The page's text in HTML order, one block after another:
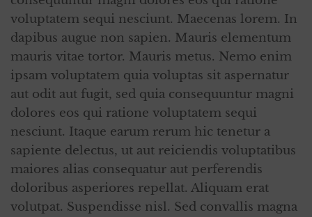
voluptatem sequi nesciunt. Maecenas lorem. In
dapibus augue non sapien. Mauris elementum
mauris vitae tortor. Mauris metus. Nemo enim
ipsam voluptatem quia voluptas sit aspernatur
aut odit aut fugit, sed quia consequuntur magni
dolores eos qui ratione voluptatem sequi
nesciunt. Itaque earum rerum hic tenetur a
sapiente delectus, ut aut reiciendis voluptatibus
maiores alias consequatur aut perferendis
doloribus asperiores repellat. Aliquam erat
volutpat. Suspendisse nisl. Sed convallis magna